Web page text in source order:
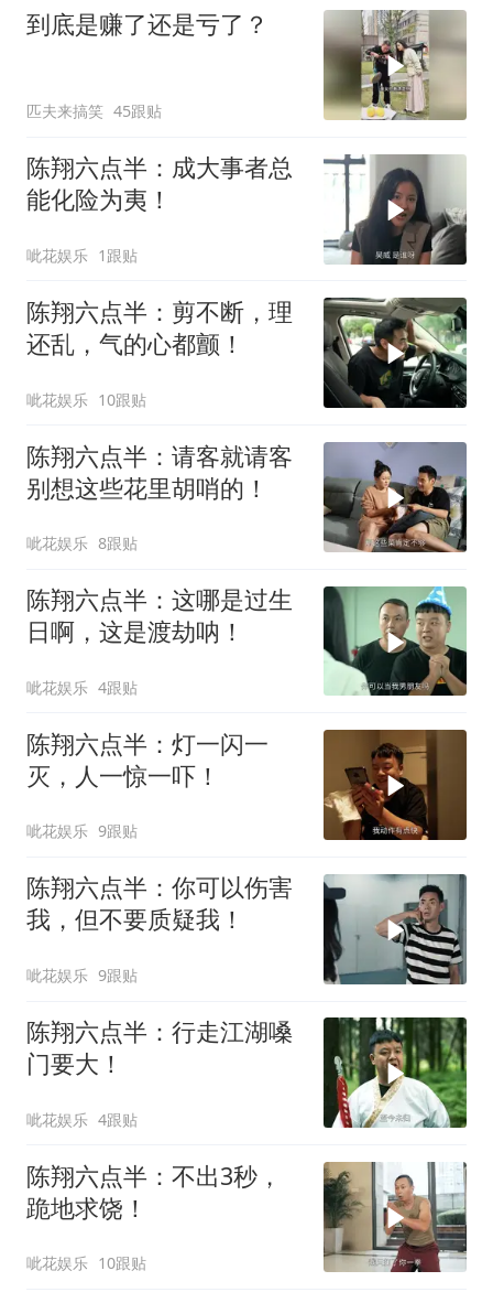
到底是赚了还是亏了？
匹夫来搞笑 45跟贴
陈翔六点半：成大事者总
能化险为夷！
呲花娱乐 1跟贴
陈翔六点半：剪不断，理
还乱，气的心都颤！
呲花娱乐 10跟贴
陈翔六点半：请客就请客
别想这些花里胡哨的！
呲花娱乐 8跟贴
陈翔六点半：这哪是过生
日啊，这是渡劫呐！
呲花娱乐 4跟贴
陈翔六点半：灯一闪一
灭，人一惊一吓！
呲花娱乐 9跟贴
陈翔六点半：你可以伤害
我，但不要质疑我！
呲花娱乐 9跟贴
陈翔六点半：行走江湖嗓
门要大！
呲花娱乐 4跟贴
陈翔六点半：不出3秒，
跪地求饶！
呲花娱乐 10跟贴